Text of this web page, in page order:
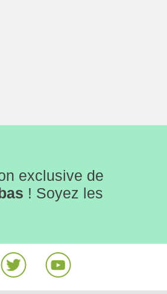
exclusive de
! Soyez les